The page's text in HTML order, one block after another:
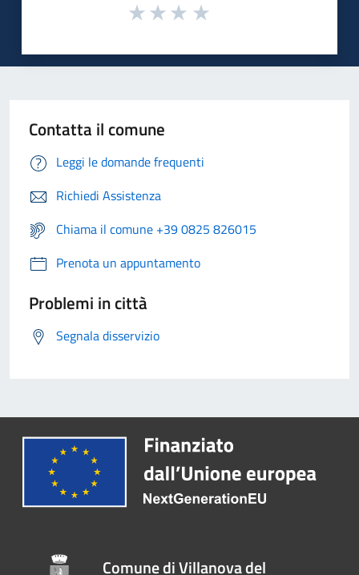
Contatta il comune
Leggi le domande frequenti
Richiedi Assistenza
Chiama il comune +39 0825 826015
Prenota un appuntamento
Problemi in città
Segnala disservizio
Comune di Villanova del